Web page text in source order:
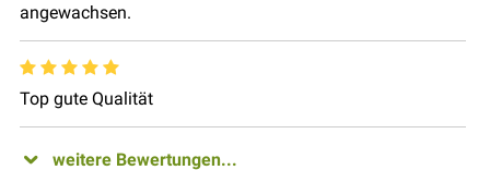
angewachsen.
Top gute Qualität
weitere Bewertungen...